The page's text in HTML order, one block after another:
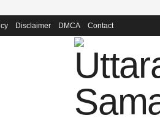
Disclaimer DMCA Contact